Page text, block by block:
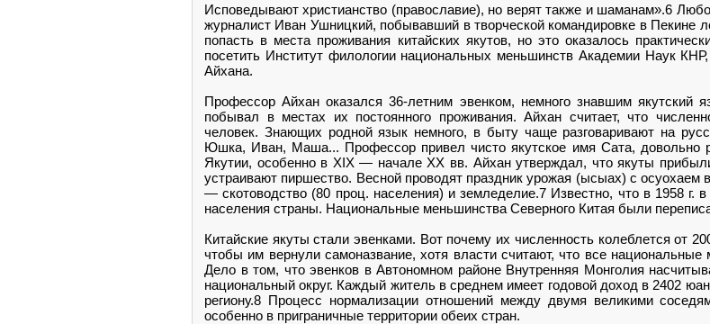
Исповедывают христианство (православие), но верят также и шаманам».6
журналист Иван Ушницкий, побывавший в творческой командировке в Пекине
попасть в места проживания китайских якутов, но это оказалось
посетить Институт филологии национальных меньшинств Академии Наук
Айхана.
Профессор Айхан оказался 36-летним эвенком, немного знавшим якутский
побывал в местах их постоянного проживания. Айхан считает, что
человек. Знающих родной язык немного, в быту чаще разговаривают на
Юшка, Иван, Маша... Профессор привел чисто якутское имя Сата, довольно
Якутии, особенно в XIX — начале XX вв. Айхан утверждал, что якуты
устраивают пиршество. Весной проводят праздник урожая (ысыах) с осуохаем
— скотоводство (80 проц. населения) и земледелие.7 Известно, что в 1958 г.
населения страны. Национальные меньшинства Северного Китая были
Китайские якуты стали эвенками. Вот почему их численность колеблется от
чтобы им вернули самоназвание, хотя власти считают, что все
Дело в том, что эвенков в Автономном районе Внутренняя Монголия
национальный округ. Каждый житель в среднем имеет годовой доход в 2402
региону.8 Процесс нормализации отношений между двумя великими
особенно в приграничные территории обеих стран.